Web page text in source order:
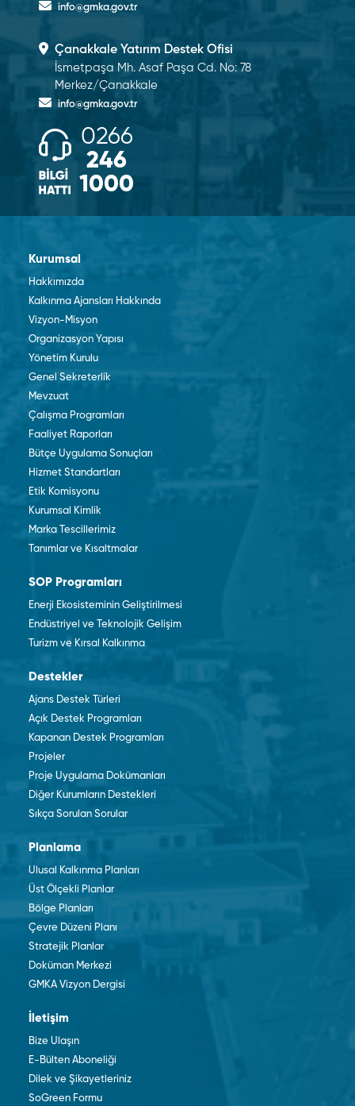
info@gmka.gov.tr
Çanakkale Yatırım Destek Ofisi
İsmetpaşa Mh. Asaf Paşa Cd. No: 78
Merkez/Çanakkale
info@gmka.gov.tr
0266
246
1000
Kurumsal
Hakkımızda
Kalkınma Ajansları Hakkında
Vizyon-Misyon
Organizasyon Yapısı
Yönetim Kurulu
Genel Sekreterlik
Mevzuat
Çalışma Programları
Faaliyet Raporları
Bütçe Uygulama Sonuçları
Hizmet Standartları
Etik Komisyonu
Kurumsal Kimlik
Marka Tescillerimiz
Tanımlar ve Kısaltmalar
SOP Programları
Enerji Ekosisteminin Geliştirilmesi
Endüstriyel ve Teknolojik Gelişim
Turizm ve Kırsal Kalkınma
Destekler
Ajans Destek Türleri
Açık Destek Programları
Kapanan Destek Programları
Projeler
Proje Uygulama Dokümanları
Diğer Kurumların Destekleri
Sıkça Sorulan Sorular
Planlama
Ulusal Kalkınma Planları
Üst Ölçekli Planlar
Bölge Planları
Çevre Düzeni Planı
Stratejik Planlar
Doküman Merkezi
GMKA Vizyon Dergisi
İletişim
Bize Ulaşın
E-Bülten Aboneliği
Dilek ve Şikayetleriniz
SoGreen Formu